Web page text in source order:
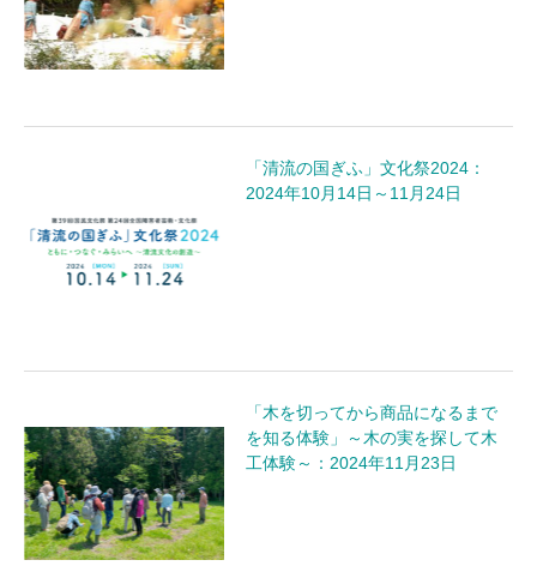
「清流の国ぎふ」文化祭2024：
2024年10月14日～11月24日
「木を切ってから商品になるまで
を知る体験」～木の実を探して木
工体験～：2024年11月23日